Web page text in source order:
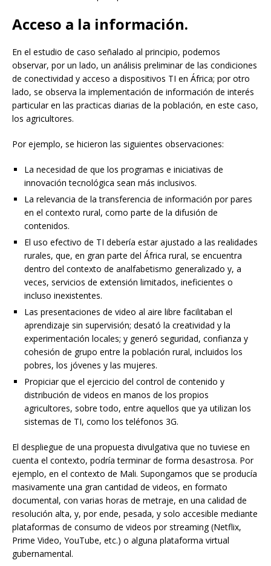
Acceso a la información.
En el estudio de caso señalado al principio, podemos
observar, por un lado, un análisis preliminar de las condiciones
de conectividad y acceso a dispositivos TI en África; por otro
lado, se observa la implementación de información de interés
particular en las practicas diarias de la población, en este caso,
los agricultores.
Por ejemplo, se hicieron las siguientes observaciones:
La necesidad de que los programas e iniciativas de
innovación tecnológica sean más inclusivos.
La relevancia de la transferencia de información por pares
en el contexto rural, como parte de la difusión de
contenidos.
El uso efectivo de TI debería estar ajustado a las realidades
rurales, que, en gran parte del África rural, se encuentra
dentro del contexto de analfabetismo generalizado y, a
veces, servicios de extensión limitados, ineficientes o
incluso inexistentes.
Las presentaciones de video al aire libre facilitaban el
aprendizaje sin supervisión; desató la creatividad y la
experimentación locales; y generó seguridad, confianza y
cohesión de grupo entre la población rural, incluidos los
pobres, los jóvenes y las mujeres.
Propiciar que el ejercicio del control de contenido y
distribución de videos en manos de los propios
agricultores, sobre todo, entre aquellos que ya utilizan los
sistemas de TI, como los teléfonos 3G.
El despliegue de una propuesta divulgativa que no tuviese en
cuenta el contexto, podría terminar de forma desastrosa. Por
ejemplo, en el contexto de Mali. Supongamos que se producía
masivamente una gran cantidad de videos, en formato
documental, con varias horas de metraje, en una calidad de
resolución alta, y, por ende, pesada, y solo accesible mediante
plataformas de consumo de videos por streaming (Netflix,
Prime Video, YouTube, etc.) o alguna plataforma virtual
gubernamental.